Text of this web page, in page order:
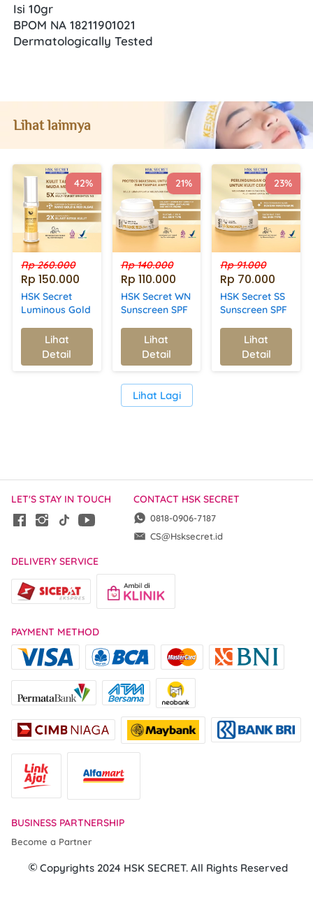
Isi 10gr
BPOM NA 18211901021
Dermatologically Tested
Lihat lainnya
Rp 260.000
Rp 150.000
HSK Secret
Luminous Gold
Serum | Kulit
Kencang,
Lembap, &
Lihat
Detail
42%
Rp 140.000
Rp 110.000
HSK Secret WN
Sunscreen SPF
Mencerahkan,
Melembapkan,
& Melindungi
UV
Lihat
Detail
21%
Rp 91.000
Rp 70.000
HSK Secret SS
Sunscreen SPF
Melindungi
Kulit dari Sinar
UV,
Lihat
Detail
23%
`Lihat Lagi
LET'S STAY IN TOUCH CONTACT HSK SECRET
0818-0906-7187
CS@Hsksecret.id
DELIVERY SERVICE
PAYMENT METHOD
BUSINESS PARTNERSHIP
Become a Partner
Copyrights 2024 HSK SECRET. All Rights Reserved